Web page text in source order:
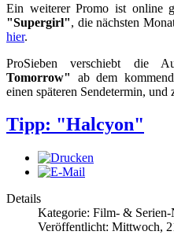
Ein weiterer Promo ist online
"Supergirl", die nächsten
hier.
ProSieben verschiebt die
Tomorrow"
ab dem
einen späteren Sendetermin,
Tipp: "Halcyon"
Details
Kategorie: Film- & Serien-
Veröffentlicht: Mittwoch,